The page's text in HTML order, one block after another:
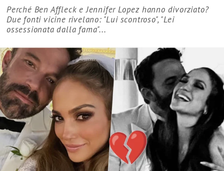
Perché Ben Affleck e Jennifer Lopez hanno divorziato?
Due fonti vicine rivelano: "Lui scontroso", "Lei
ossessionata dalla fama"...